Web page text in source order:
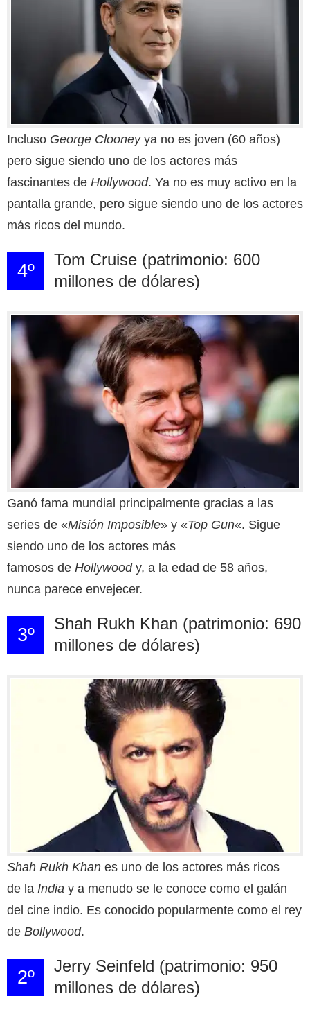
Incluso George Clooneyya no es joven (60 años)
pero sigue siendo uno de los actores más
fascinantes de Hollywood. Ya no es muy activo en la
pantalla grande, pero sigue siendo uno de los actores
más ricos del mundo.
4º
Tom Cruise (patrimonio: 600
millones de dólares)
Ganó fama mundial principalmente gracias a las
series de «Misión Imposible» y «Top Gun«. Sigue
siendo uno de los actores más
famosos de Hollywoody, a la edad de 58 años,
nunca parece envejecer.
3º
Shah Rukh Khan (patrimonio: 690
millones de dólares)
Shah Rukh Khan es uno de los actores más ricos
de la India y a menudo se le conoce como el galán
del cine indio. Es conocido popularmente como el rey
de Bollywood.
2º
Jerry Seinfeld (patrimonio: 950
millones de dólares)